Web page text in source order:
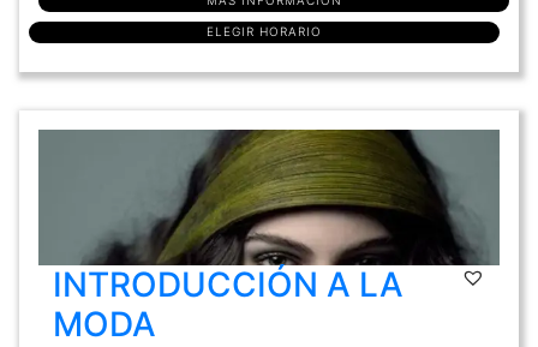
ELEGIR HORARIO
INTRODUCCIÓN A LA
MODA